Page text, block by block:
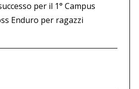
per il 1° Campus
Enduro per ragazzi